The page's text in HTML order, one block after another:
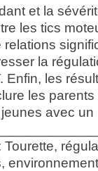
et la
les tics
la
Enfin, les
les
avec un
Tourette,